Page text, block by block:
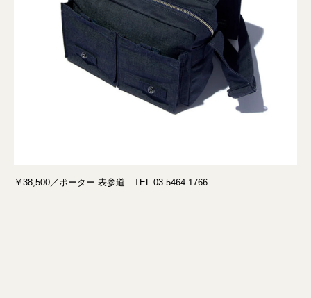
￥38,500／ポーター 表参道 TEL:03-5464-1766